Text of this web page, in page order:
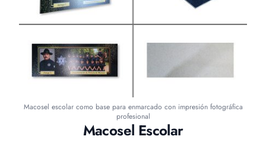
Macosel Escolar
Macosel escolar como base para enmarcado con impresión fotográfica
profesional